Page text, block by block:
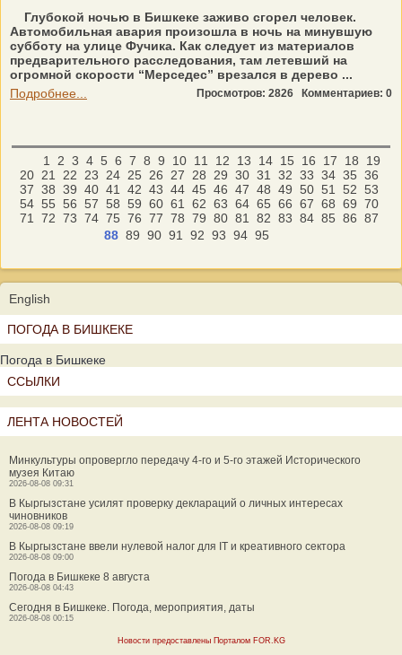
Глубокой ночью в Бишкеке заживо сгорел человек.
Автомобильная авария произошла в ночь на минувшую
субботу на улице Фучика. Как следует из материалов
предварительного расследования, там летевший на
огромной скорости “Мерседес” врезался в дерево ...
Подробнее...
Просмотров: 2826 Комментариев: 0
1 2 3 4 5 6 7 8 9 10 11 12 13 14 15 16 17 18
19
20 21 22 23 24 25 26 27 28 29 30 31 32 33 34 35 36
37 38 39 40 41 42 43 44 45 46 47 48 49 50 51 52 53
54 55 56 57 58 59 60 61 62 63 64 65 66 67 68 69 70
71
72 73 74 75 76 77 78 79 80 81 82 83 84 85 86 87
88 89 90 91 92 93 94 95
English
ПОГОДА В БИШКЕКЕ
Погода в Бишкеке
ССЫЛКИ
ЛЕНТА НОВОСТЕЙ
Минкультуры опровергло передачу 4-го и 5-го этажей Исторического
музея Китаю
2026-08-08 09:31
В Кыргызстане усилят проверку деклараций о личных интересах
чиновников
2026-08-08 09:19
В Кыргызстане ввели нулевой налог для IT и креативного сектора
2026-08-08 09:00
Погода в Бишкеке 8 августа
2026-08-08 04:43
Сегодня в Бишкеке. Погода, мероприятия, даты
2026-08-08 00:15
Новости предоставлены Порталом FOR.KG